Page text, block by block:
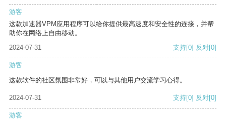
游客
这款加速器VPM应用程序可以给你提供最高速度和安全性的连接，并帮
助你在网络上自由移动。
2024-07-31
支持[0] 反对[0]
游客
这款软件的社区氛围非常好，可以与其他用户交流学习心得。
2024-07-31 支持[0] 反对[0]
游客